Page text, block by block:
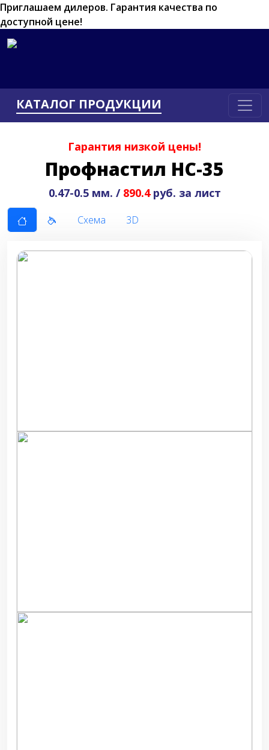
Приглашаем дилеров. Гарантия качества по
доступной цене!
КАТАЛОГ ПРОДУКЦИИ
Гарантия низкой цены!
Профнастил НС-35
0.47-0.5 мм. / 890.4 руб. за лист
Схема 3D